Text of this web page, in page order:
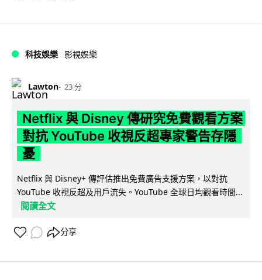
科技娛樂 影視娛樂
Lawton 23 分
Netflix 與 Disney 傳研究免費觀看方案
對抗 YouTube 收視反超專家警告存隱
憂
Netflix 與 Disney+ 傳評估推出免費廣告支援方案，以對抗
YouTube 收視反超及用戶流失。YouTube 全球日均觀看時間...
閱讀全文
分享